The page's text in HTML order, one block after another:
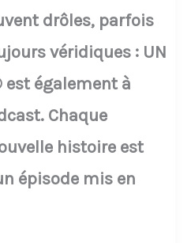
drôles, parfois
véridiques : UN
est également à
Chaque
histoire est
épisode mis en